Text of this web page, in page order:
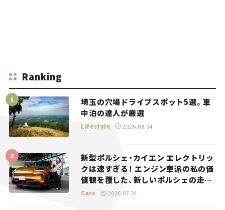
Ranking
埼玉の穴場ドライブスポット5選。車
中泊の達人が厳選
Lifestyle 2026.08.04
新型ポルシェ・カイエン エレクトリッ
クは速すぎる！ エンジン車派の私の価
値観を覆した、新しいポルシェの走
り。
Cars 2026.07.31